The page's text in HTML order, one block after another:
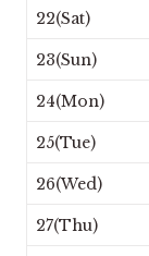
22(Sat)
23(Sun)
24(Mon)
25(Tue)
26(Wed)
27(Thu)